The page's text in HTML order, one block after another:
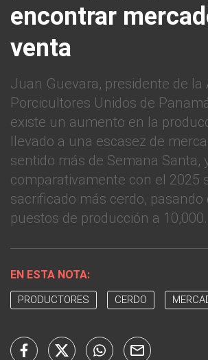
encontrar
venta
Juan Guevara, presidente de la
Porcicultores Unidos de
existe un aumento en la
llevado a una escasez de
sentido más de Semana Santa,
comparativamente con el 2025
sacrificado más cerdo, pasando
puestos de producción a 10,000.
EN ESTA NOTA:
PRODUCTORES CERDO